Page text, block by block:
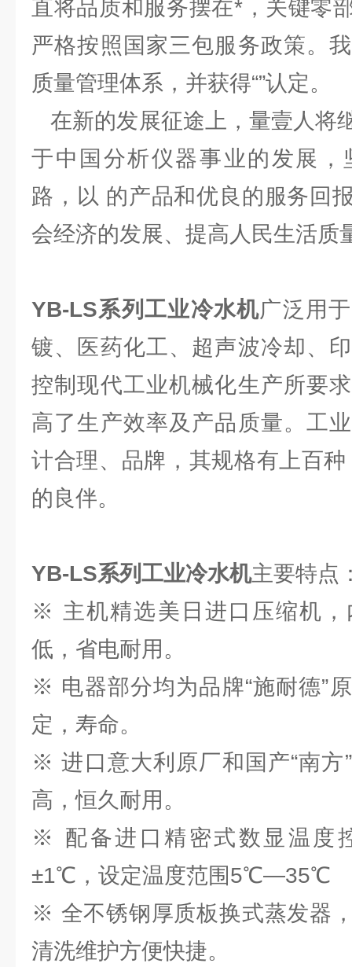
直将品质和服务摆在*，关键零
严格按照国家三包服务政策。
质量管理体系，并获得“”认定。
在新的发展征途上，量壹人将
于中国分析仪器事业的发展，
路，以 的产品和优良的服务回
会经济的发展、提高人民生活质
YB-LS系列工业冷水机广泛用
镀、医药化工、超声波冷却、
控制现代工业机械化生产所要
高了生产效率及产品质量。工
计合理、品牌，其规格有上百
的良伴。
YB-LS系列工业冷水机主要特点
※ 主机精选美日进口压缩机，
低，省电耐用。
※ 电器部分均为品牌“施耐德”
定，寿命。
※ 进口意大利原厂和国产“南方
高，恒久耐用。
※ 配备进口精密式数显温度
±1℃，设定温度范围5℃—35℃
※ 全不锈钢厚质板换式蒸发器
清洗维护方便快捷。